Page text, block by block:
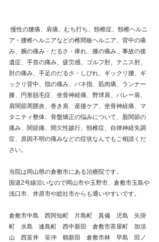
慢性の腰痛、肩痛、むち打ち、頸椎症、頸椎ヘルニ
ア・腰椎ヘルニアなどの椎間板ヘルニア、背中の痛
み、腕の痛み・だるさ・痺れ、膝の痛み、事故の後
遺症、手首の痛み、疲労感、ゴルフ肘、テニス肘、
肘の痛み、手足のだるさ・しびれ、ギックリ腰、ギ
ックリ背中、指の痛み、バネ指、筋肉痛、ランナー
膝、円形脱毛症、坐骨神経痛、野球肩、バレー肩、
肩関節周囲炎、巻き肩、産後ケア、坐骨神経痛、マ
タニティ整体、骨盤矯正の悩みについて、股関節の
痛み、関節痛、間欠性跛行、頸椎症、自律神経失調
症、原因不明の痛みなどの症状なんでもご相談くだ
さい。
当院は岡山県の倉敷市にある治療院です。
国道2号線沿いなので岡山市や玉野市、倉敷市玉島や
浅口市、井原市や総社市からも通いやすいです。
倉敷市中島　西阿知町　片島町　真備　児島　矢掛
町　水島　連島町　西中新田　倉敷市茶屋町　加須
山　西富井　笹沖　鶴新田　倉敷市林　早島　田ノ